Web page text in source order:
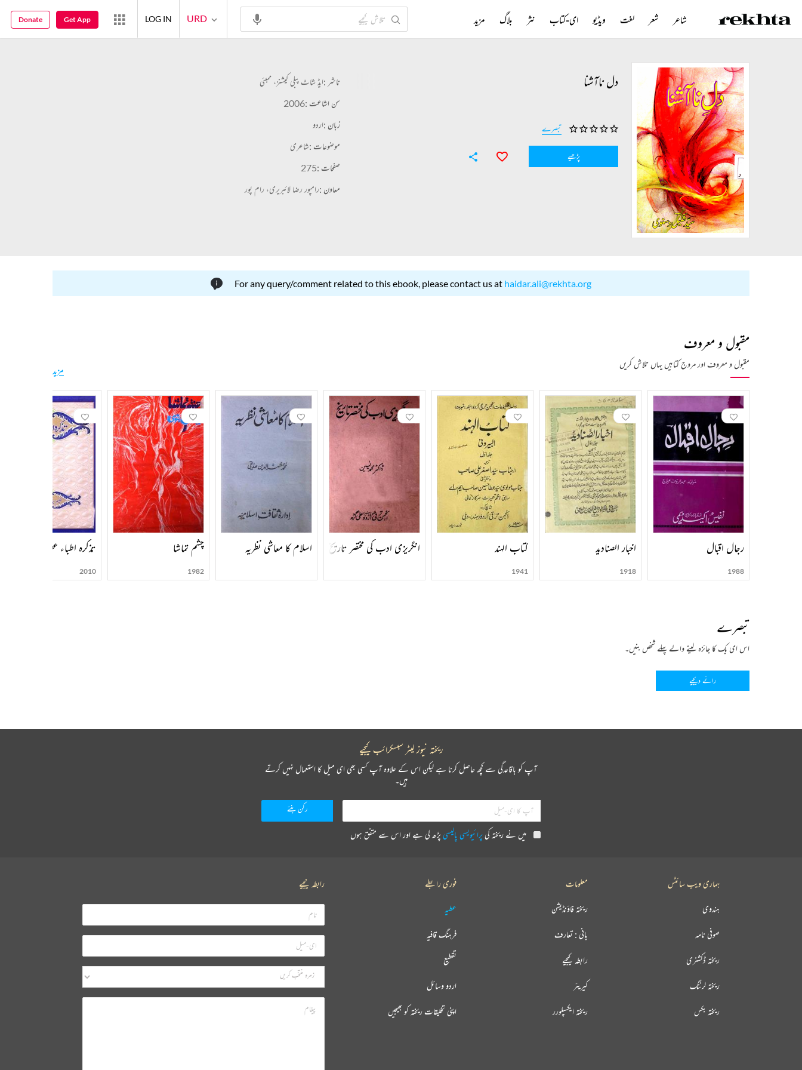
دل ناآشنا
تبصرے
پڑھیے
ناشر :ایڈ شاٹ پبلی کیشنز، ممبئی
سن اشاعت :2006
زبان :اردو
موضوعات :شاعری
صفحات :275
معاون :رامپور رضا لائبریری، رام پور
For any query/comment related to this ebook, please contact us at haidar.ali@rekhta.org
مقبول و معروف
مقبول و معروف اور مروج کتابیں یہاں تلاش کریں مزید
رجال اقبال
1988
اخبار الصنادید
1918
کتاب الہند
1941
انگریزی ادب کی مختصر تاریخ اسلام کا معاشی نظریہ چشم تماشا
1982
تذکرہ اطباء عصر
2010
تبصرے
اس ای بک کا جائزہ لینے والے پہلے شخص بنیں۔
رائے دیجیے
شاعر شعر لغت ویڈیو ای-کتاب نثر بلاگ مزید URD
LOG IN
Get App
Donate
ریختہ نیوز لیٹر سبسکرائب کیجیے
آپ کو باقاعدگی سے کچھ حاصل کرنا ہے لیکن اس کے علاوہ آپ کسی بھی ای میل کا استعمال نہیں کرتے
ہیں۔
میں نے ریختہ کیپرائیویسی پالیسیپڑھ لی ہے اور اس سے متفق ہوں
فوری رابطے
عطیہ
فرہنگ قافیہ
تقطیع
اردو وسائل
اپنی تخلیقات ریختہ کو بھیجیں
معلومات
ریختہ فاؤنڈیشن
بانی : تعارف
رابطہ کیجیے
کیریئر
ریختہ ایکسپلورر
ہماری ویب سائٹس
ہندوی
صوفی نامہ
ریختہ ڈکشنری
ریختہ لرننگ
ریختہ بکس
رابطہ کیجیے